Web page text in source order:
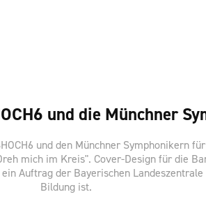
und die Münchner
und den Münchner Symphonikern
mich im Kreis". Cover-Design für die
Auftrag der Bayerischen
Bildung ist.